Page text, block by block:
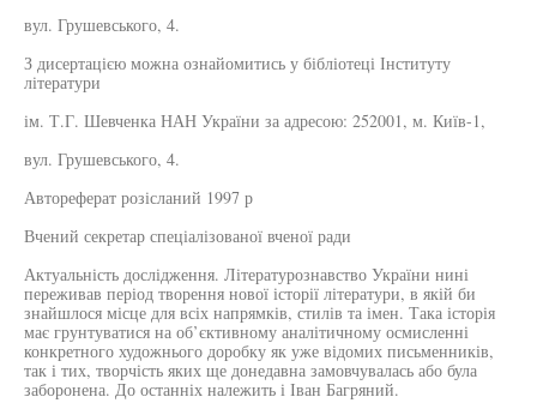
вул. Грушевського, 4.
З дисертацією можна ознайомитись у бібліотеці Інституту
літератури
ім. Т.Г. Шевченка НАН України за адресою: 252001, м. Київ-1,
вул. Грушевського, 4.
Автореферат розісланий 1997 р
Вчений секретар спеціалізованої вченої ради
Актуальність дослідження. Літературознавство України нині
переживав період творення нової історії літератури, в якій би
знайшлося місце для всіх напрямків, стилів та імен. Така історія
має грунтуватися на об’єктивному аналітичному осмисленні
конкретного художнього доробку як уже відомих письменників,
так і тих, творчість яких ще донедавна замовчувалась або була
заборонена. До останніх належить і Іван Багряний.